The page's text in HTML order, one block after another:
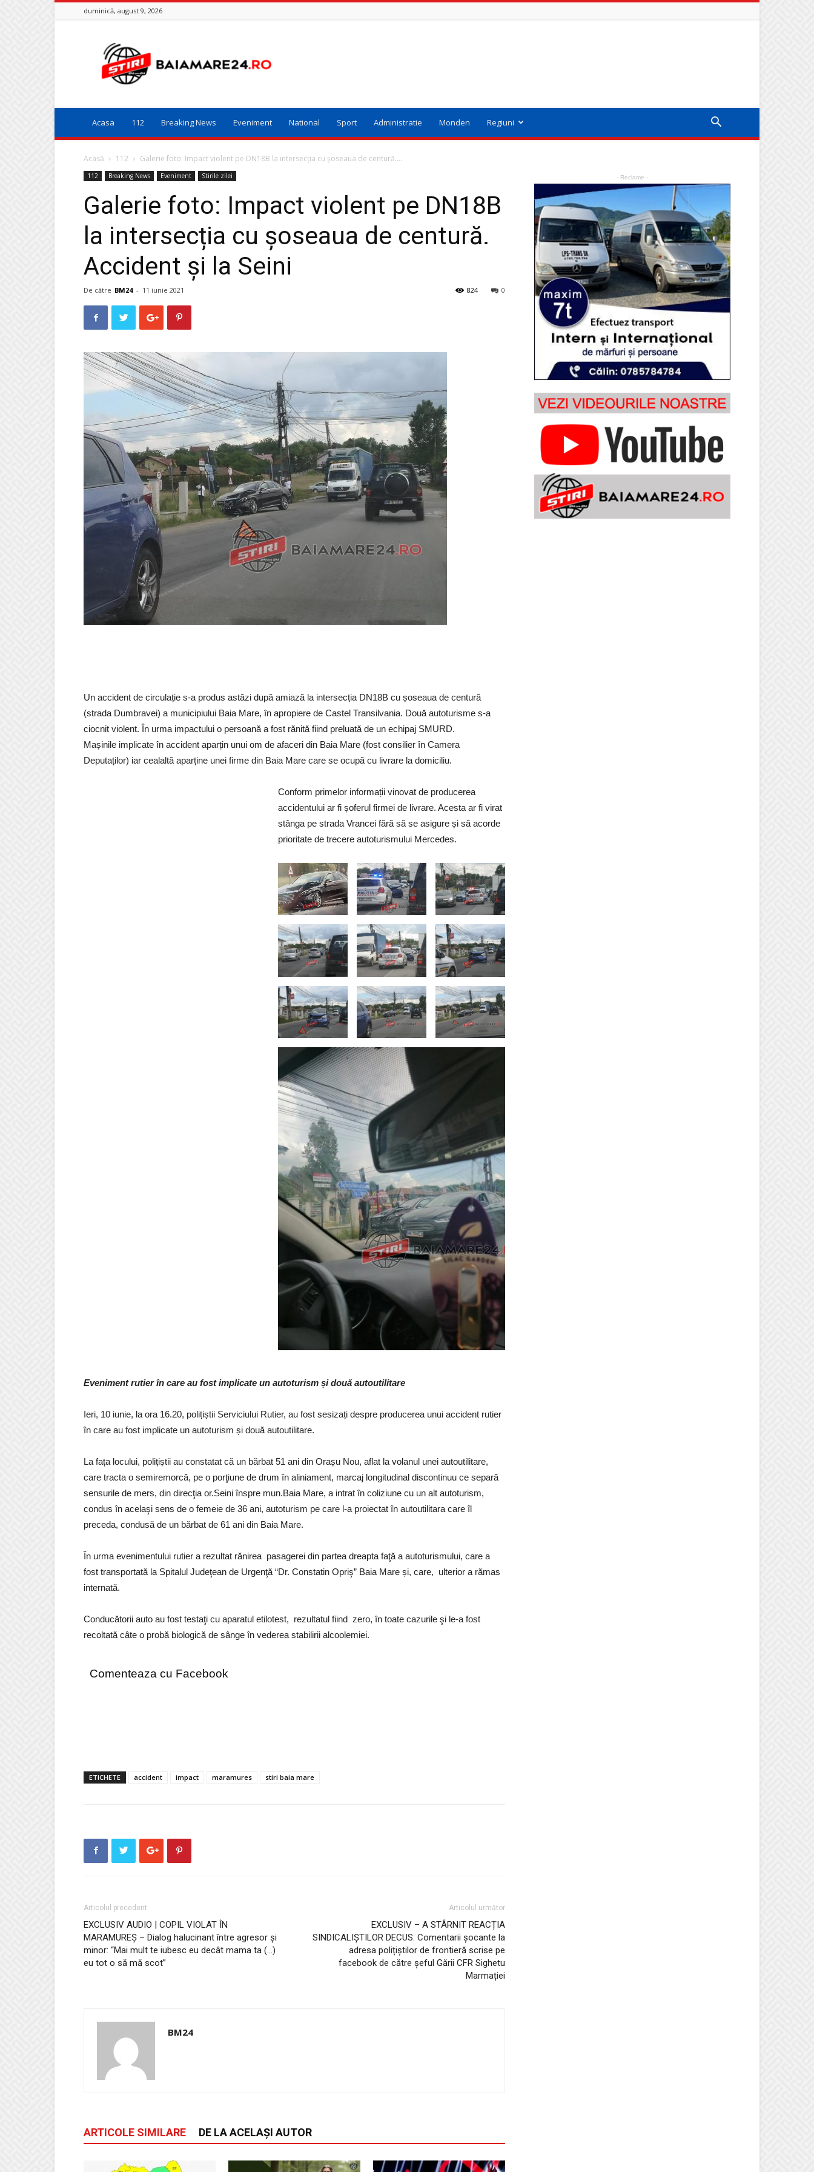
duminică, august 9, 2026
Baia
Mare
24
Acasa 112 Breaking News Eveniment National Sport Administratie Monden Regiuni
Acasă 112 Galerie foto: Impact violent pe DN18B la intersecția cu șoseaua de centură....
112 Breaking News Eveniment Stirile zilei
Galerie foto: Impact violent pe DN18B
la intersecția cu șoseaua de centură.
Accident și la Seini
De către BM24 - 11 iunie 2021 0
824
Un accident de circulație s-a produs astăzi după amiază la intersecția DN18B cu șoseaua de centură
(strada Dumbravei) a municipiului Baia Mare, în apropiere de Castel Transilvania. Două autoturisme s-a
ciocnit violent. În urma impactului o persoană a fost rănită fiind preluată de un echipaj SMURD.
Mașinile implicate în accident aparțin unui om de afaceri din Baia Mare (fost consilier în Camera
Deputaților) iar cealaltă aparține unei firme din Baia Mare care se ocupă cu livrare la domiciliu.
Conform primelor informații vinovat de producerea
accidentului ar fi șoferul firmei de livrare. Acesta ar fi virat
stânga pe strada Vrancei fără să se asigure și să acorde
prioritate de trecere autoturismului Mercedes.
Eveniment rutier în care au fost implicate un autoturism și două autoutilitare
Ieri, 10 iunie, la ora 16.20, polițiștii Serviciului Rutier, au fost sesizați despre producerea unui accident rutier
în care au fost implicate un autoturism și două autoutilitare.
La fața locului, polițiștii au constatat că un bărbat 51 ani din Orașu Nou, aflat la volanul unei autoutilitare,
care tracta o semiremorcă, pe o porţiune de drum în aliniament, marcaj longitudinal discontinuu ce separă
sensurile de mers, din direcţia or.Seini înspre mun.Baia Mare, a intrat în coliziune cu un alt autoturism,
condus în acelaşi sens de o femeie de 36 ani, autoturism pe care l-a proiectat în autoutilitara care îl
preceda, condusă de un bărbat de 61 ani din Baia Mare.
În urma evenimentului rutier a rezultat rănirea pasagerei din partea dreapta faţă a autoturismului, care a
fost transportată la Spitalul Judeţean de Urgenţă “Dr. Constatin Opriş” Baia Mare și, care, ulterior a rămas
internată.
Conducătorii auto au fost testaţi cu aparatul etilotest, rezultatul fiind zero, în toate cazurile şi le-a fost
recoltată câte o probă biologică de sânge în vederea stabilirii alcoolemiei.
Comenteaza cu Facebook
ETICHETE accident impact maramures stiri baia mare
Articolul precedent
EXCLUSIV AUDIO | COPIL VIOLAT ÎN
MARAMUREȘ – Dialog halucinant între agresor și
minor: “Mai mult te iubesc eu decât mama ta (…)
eu tot o să mă scot”
Articolul următor
EXCLUSIV – A STÂRNIT REACȚIA
SINDICALIȘTILOR DECUS: Comentarii șocante la
adresa polițiștilor de frontieră scrise pe
facebook de către șeful Gării CFR Sighetu
Marmației
BM24
ARTICOLE SIMILARE DE LA ACELAȘI AUTOR
- Reclame -